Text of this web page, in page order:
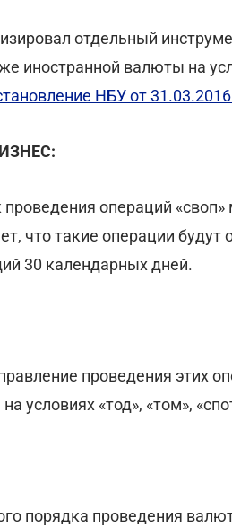
отдельный
иностранной валюты на
НБУ от
операций
что такие операции
30 календарных дней.
проведения этих
условиях «тод», «том»,
порядка проведения